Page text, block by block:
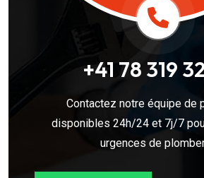
+41 78 319
Contactez notre équipe de
disponibles 24h/24 et 7j/7
urgences de